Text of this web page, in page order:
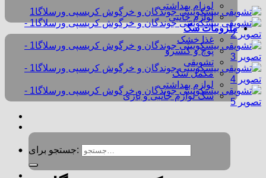
لوزام بهداشتی
لوازم جانبی
ملزومات سگ
غذا خشک
پوچ و کنسرو
تشویقی
مکمل سگ
لوازم بهداشتی
سگ لوازم جانبی و بازی
جستجو برای: